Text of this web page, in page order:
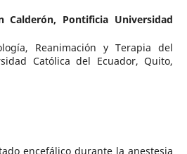
Calderón, Pontificia Universidad
Reanimación y Terapia del
Católica del Ecuador, Quito,
encefálico durante la anestesia